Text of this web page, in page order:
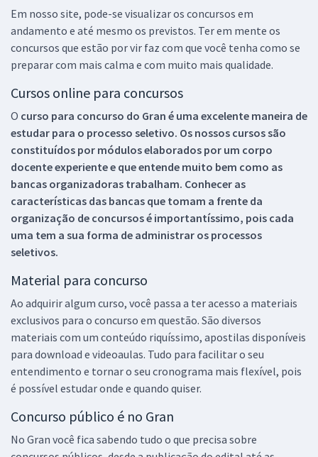
Em nosso site, pode-se visualizar os concursos em
andamento e até mesmo os previstos. Ter em mente os
concursos que estão por vir faz com que você tenha como se
preparar com mais calma e com muito mais qualidade.
Cursos online para concursos
O curso para concurso do Gran é uma excelente maneira de
estudar para o processo seletivo. Os nossos cursos são
constituídos por módulos elaborados por um corpo
docente experiente e que entende muito bem como as
bancas organizadoras trabalham. Conhecer as
características das bancas que tomam a frente da
organização de concursos é importantíssimo, pois cada
uma tem a sua forma de administrar os processos
seletivos.
Material para concurso
Ao adquirir algum curso, você passa a ter acesso a materiais
exclusivos para o concurso em questão. São diversos
materiais com um conteúdo riquíssimo, apostilas disponíveis
para download e videoaulas. Tudo para facilitar o seu
entendimento e tornar o seu cronograma mais flexível, pois
é possível estudar onde e quando quiser.
Concurso público é no Gran
No Gran você fica sabendo tudo o que precisa sobre